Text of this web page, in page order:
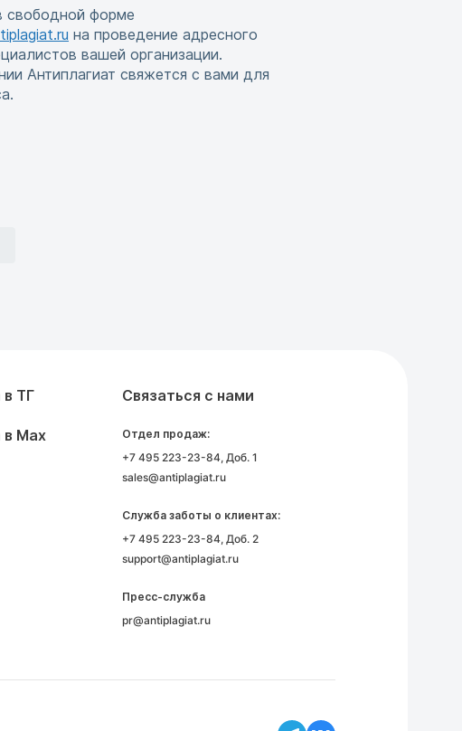
свободной форме
на проведение адресного
вашей организации.
Антиплагиат свяжется с вами для
в ТГ
Max
Связаться с нами
Отдел продаж:
+7 495 223-23-84, Доб. 1
sales@antiplagiat.ru
Служба заботы о клиентах:
+7 495 223-23-84, Доб. 2
support@antiplagiat.ru
Пресс-служба
pr@antiplagiat.ru